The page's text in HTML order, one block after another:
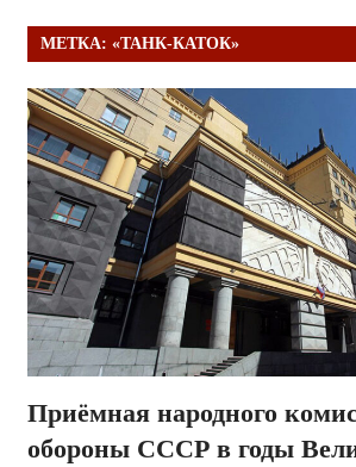
МЕТКА: «ТАНК-КАТОК»
Приёмная народного
обороны СССР в годы